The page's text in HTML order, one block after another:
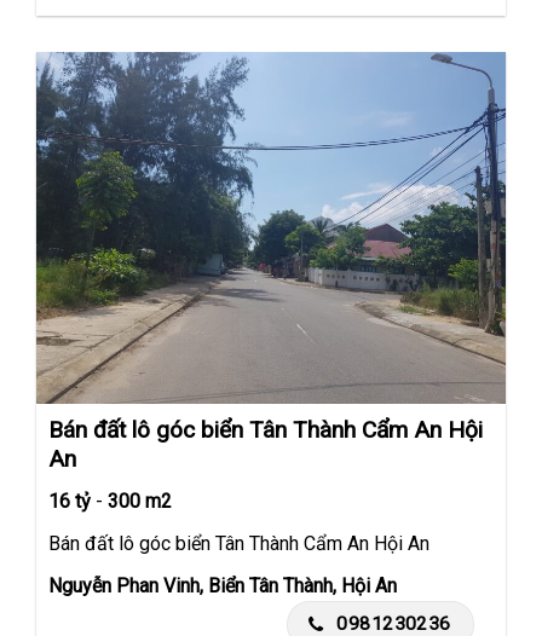
Bán đất lô góc biển Tân Thành Cẩm An Hội
An
16 tỷ - 300 m2
Bán đất lô góc biển Tân Thành Cẩm An Hội An
Nguyễn Phan Vinh, Biển Tân Thành, Hội An
0981230236